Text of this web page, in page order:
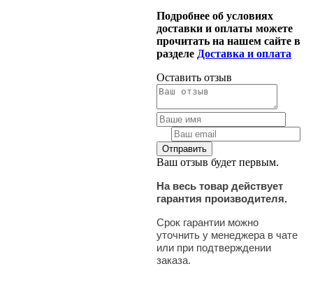
Подробнее об условиях
доставки и оплаты можете
прочитать на нашем сайте в
разделе Доставка и оплата
Оставить отзыв
Ваш отзыв будет первым.
На весь товар действует
гарантия производителя.
Срок гарантии можно
уточнить у менеджера в чате
или при подтверждении
заказа.